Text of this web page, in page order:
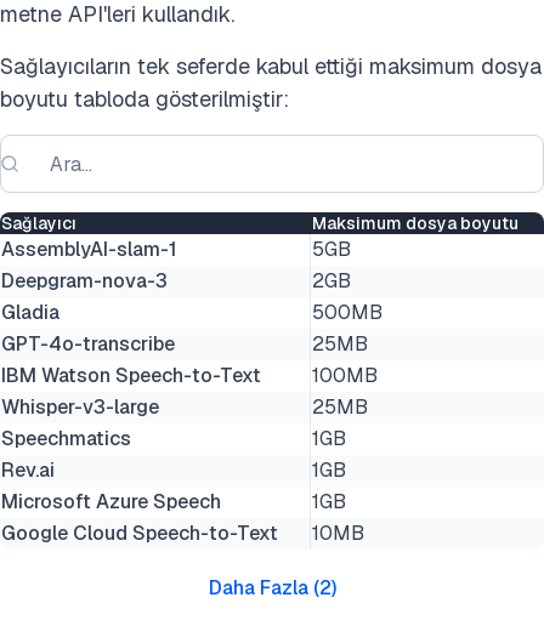
metne API'leri kullandık.
Sağlayıcıların tek seferde kabul ettiği maksimum dosya
boyutu tabloda gösterilmiştir:
Sağlayıcı Maksimum dosya boyutu
AssemblyAI-slam-1
5GB
Deepgram-nova-3
2GB
Gladia
500MB
GPT-4o-transcribe
25MB
IBM Watson Speech-to-Text
100MB
Whisper-v3-large
25MB
Speechmatics
1GB
Rev.ai
1GB
Microsoft Azure Speech
1GB
Google Cloud Speech-to-Text
10MB
Daha Fazla(2)